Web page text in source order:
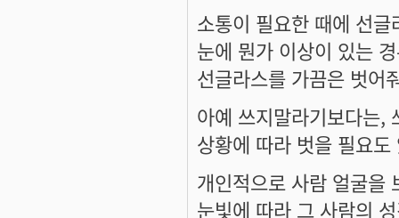
소통이 필요한 때에 선
눈에 뭔가 이상이 있는
선글라스를 가끔은 벗어
아예 쓰지말라기보다는,
상황에 따라 벗을 필요
개인적으로 사람 얼굴을
눈빛에 따라 그 사람의